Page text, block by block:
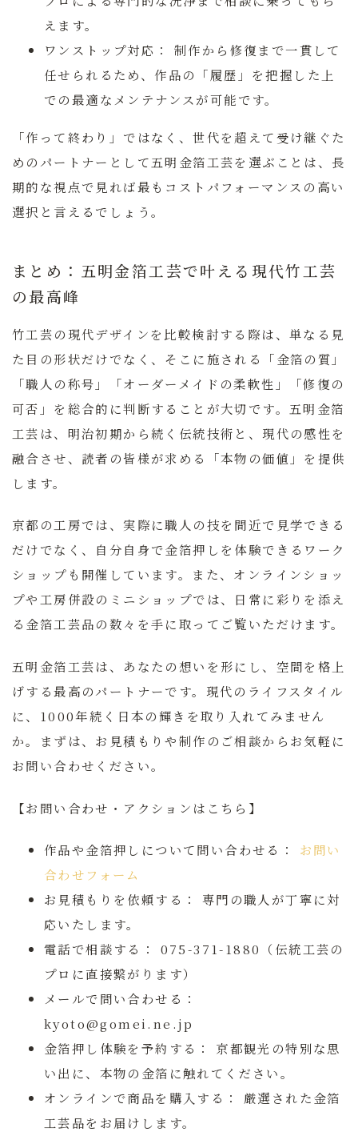
えます。
ワンストップ対応：
制作から修復まで一貫して
任せられるため、作品の「履歴」を把握した上
での最適なメンテナンスが可能です。
「作って終わり」ではなく、世代を超えて受け継ぐた
めのパートナーとして五明金箔工芸を選ぶことは、長
期的な視点で見れば最もコストパフォーマンスの高い
選択と言えるでしょう。
まとめ：五明金箔工芸で叶える現代竹工芸
の最高峰
竹工芸の現代デザインを比較検討する際は、単なる見
た目の形状だけでなく、そこに施される
「金箔の質」
「職人の称号」「オーダーメイドの柔軟性」「修復の
可否」 を総合的に判断することが大切です。五明金箔
工芸は、明治初期から続く伝統技術と、現代の感性を
融合させ、読者の皆様が求める「本物の価値」を提供
します。
京都の工房では、実際に職人の技を間近で見学できる
だけでなく、自分自身で金箔押しを体験できるワーク
ショップも開催しています。また、オンラインショッ
プや工房併設のミニショップでは、日常に彩りを添え
る金箔工芸品の数々を手に取ってご覧いただけます。
五明金箔工芸は、あなたの想いを形にし、空間を格上
げする最高のパートナーです。現代のライフスタイル
に、1000年続く日本の輝きを取り入れてみません
か。まずは、お見積もりや制作のご相談からお気軽に
お問い合わせください。
【お問い合わせ・アクションはこちら】
作品や金箔押しについて問い合わせる：
お問い
合わせフォーム
お見積もりを依頼する：
専門の職人が丁寧に対
応いたします。
電話で相談する：
075-371-1880（伝統工芸の
プロに直接繋がります）
メールで問い合わせる：
kyoto@gomei.ne.jp
金箔押し体験を予約する：
京都観光の特別な思
い出に、本物の金箔に触れてください。
オンラインで商品を購入する：
厳選された金箔
工芸品をお届けします。